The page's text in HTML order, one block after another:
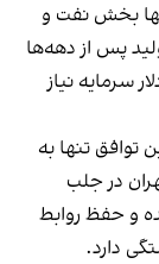
بخش نفت و
پس از دهه‌ها
۳۰۰ میلیارد دلار سرمایه نیاز
توافق تنها به
در جلب
و حفظ روابط
دارد.